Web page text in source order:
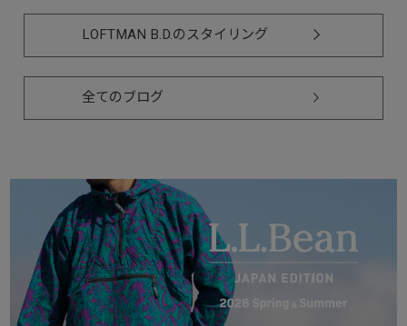
LOFTMAN B.D.のスタイリング
全てのブログ